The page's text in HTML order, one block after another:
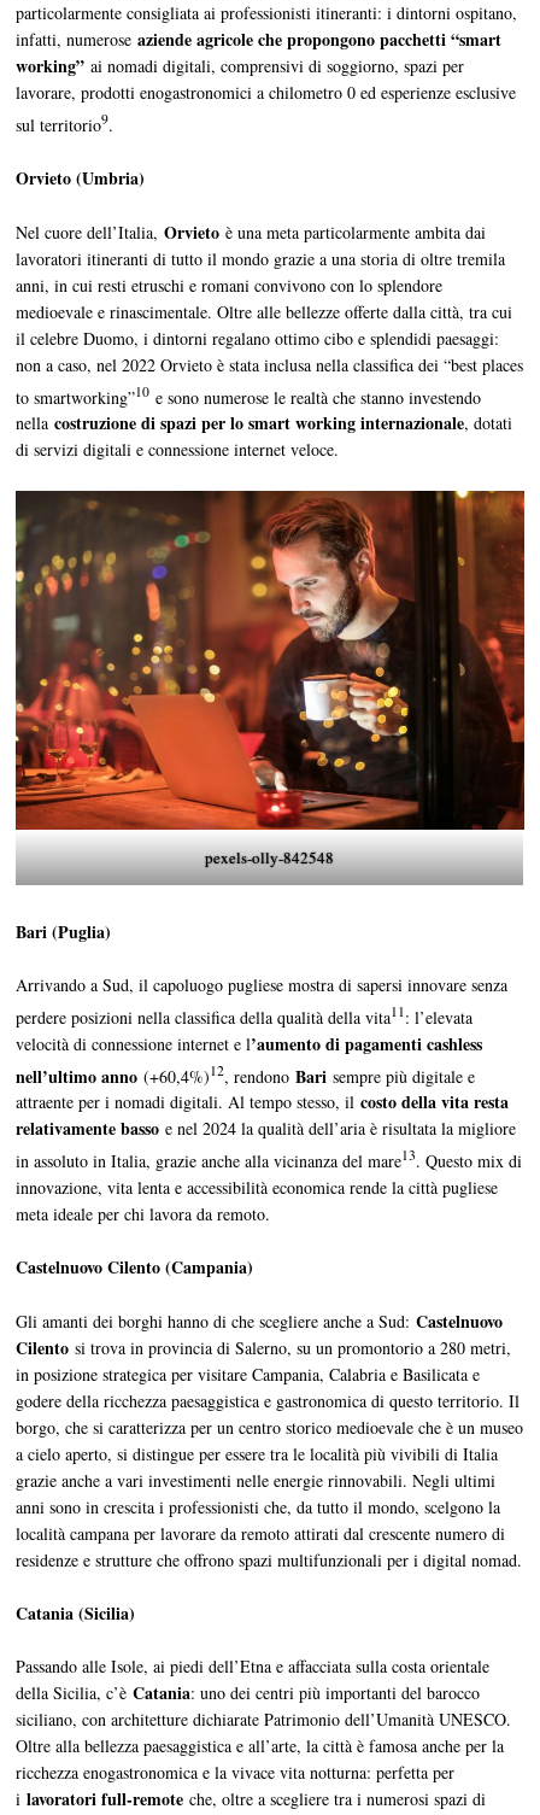
particolarmente consigliata ai professionisti itineranti: i dintorni ospitano,
infatti, numeroseaziende agricole che propongono pacchetti “smart
working” ai nomadi digitali, comprensivi di soggiorno, spazi per
lavorare, prodotti enogastronomici a chilometro 0 ed esperienze esclusive
sul territorio9.
Orvieto (Umbria)
Nel cuore dell’Italia,Orvieto è una meta particolarmente ambita dai
lavoratori itineranti di tutto il mondo grazie a una storia di oltre tremila
anni, in cui resti etruschi e romani convivono con lo splendore
medioevale e rinascimentale. Oltre alle bellezze offerte dalla città, tra cui
il celebre Duomo, i dintorni regalano ottimo cibo e splendidi paesaggi:
non a caso, nel 2022 Orvieto è stata inclusa nella classifica dei “best places
to smartworking”10 e sono numerose le realtà che stanno investendo
nellacostruzione di spazi per lo smart working internazionale, dotati
di servizi digitali e connessione internet veloce.
pexels-olly-842548
Bari (Puglia)
Arrivando a Sud, il capoluogo pugliese mostra di sapersi innovare senza
perdere posizioni nella classifica della qualità della vita11 : l’elevata
velocità di connessione internet e l’aumento di pagamenti cashless
nell’ultimo anno (+60,4%) 12, rendonoBari sempre più digitale e
attraente per i nomadi digitali. Al tempo stesso, ilcosto della vita resta
relativamente bassoe nel 2024 la qualità dell’aria è risultata la migliore
in assoluto in Italia, grazie anche alla vicinanza del mare13. Questo mix di
innovazione, vita lenta e accessibilità economica rende la città pugliese
meta ideale per chi lavora da remoto.
Castelnuovo Cilento (Campania)
Gli amanti dei borghi hanno di che scegliere anche a Sud:Castelnuovo
Cilentosi trova in provincia di Salerno, su un promontorio a 280 metri,
in posizione strategica per visitare Campania, Calabria e Basilicata e
godere della ricchezza paesaggistica e gastronomica di questo territorio. Il
borgo, che si caratterizza per un centro storico medioevale che è un museo
a cielo aperto, si distingue per essere tra le località più vivibili di Italia
grazie anche a vari investimenti nelle energie rinnovabili. Negli ultimi
anni sono in crescita i professionisti che, da tutto il mondo, scelgono la
località campana per lavorare da remoto attirati dal crescente numero di
residenze e strutture che offrono spazi multifunzionali per i digital nomad.
Catania (Sicilia)
Passando alle Isole, ai piedi dell’Etna e affacciata sulla costa orientale
della Sicilia, c’èCatania: uno dei centri più importanti del barocco
siciliano, con architetture dichiarate Patrimonio dell’Umanità UNESCO.
Oltre alla bellezza paesaggistica e all’arte, la città è famosa anche per la
ricchezza enogastronomica e la vivace vita notturna: perfetta per
ilavoratori full-remote che, oltre a scegliere tra i numerosi spazi di